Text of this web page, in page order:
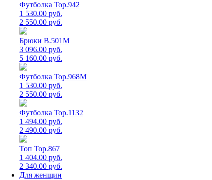
Футболка Top.942
1 530.00 руб.
2 550.00 руб.
Брюки B.501M
3 096.00 руб.
5 160.00 руб.
Футболка Top.968M
1 530.00 руб.
2 550.00 руб.
Футболка Top.1132
1 494.00 руб.
2 490.00 руб.
Топ Top.867
1 404.00 руб.
2 340.00 руб.
Для женщин